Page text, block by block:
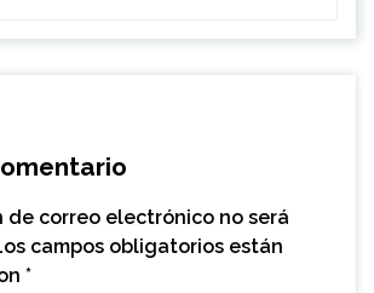
de correo electrónico no será
campos obligatorios están
*